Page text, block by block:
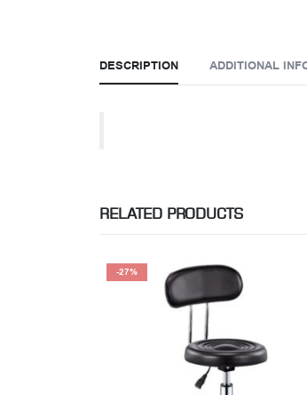
DESCRIPTION ADDITIONAL
RELATED PRODUCTS
-20%